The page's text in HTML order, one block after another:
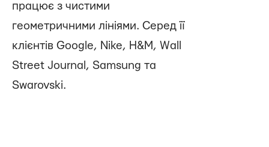
працює з чистими
геометричними лініями. Серед її
клієнтів Google, Nike, H&M, Wall
Street Journal, Samsung та
Swarovski.